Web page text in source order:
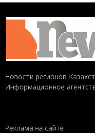
Новости регионов
Информационное
Реклама на сайте